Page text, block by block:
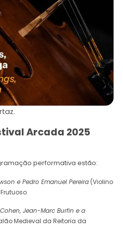
Arcada 2025
performativa estão:
e Pedro Emanuel Pereira(Violino
Jean-Marc Burfin e a
Medieval da Reitoria da